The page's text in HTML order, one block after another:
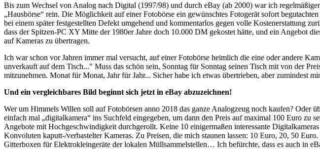
Bis zum Wechsel von Analog nach Digital (1997/98) und durch eBay (ab 2000) war ich
„Hausbörse“ rein. Die Möglichkeit auf einer Fotobörse ein gewünschtes Fotogerät sofort
bei einem später festgestellten Defekt umgehend und kommentarlos gegen volle Kostenerstattung
dass der Spitzen-PC XY Mitte der 1980er Jahre doch 10.000 DM gekostet hätte, und ein Angebot
auf Kameras zu übertragen.
Ich war schon vor Jahren immer mal versucht, auf einer Fotobörse heimlich die eine oder andere
unverkauft auf dem Tisch..." Muss das schön sein, Sonntag für Sonntag seinen Tisch mit von der
mitzunehmen. Monat für Monat, Jahr für Jahr... Sicher habe ich etwas übertrieben, aber zumindest
Und ein vergleichbares Bild beginnt sich jetzt in eBay abzuzeichnen!
Wer um Himmels Willen soll auf Fotobörsen anno 2018 das ganze Analogzeug noch kaufen?
einfach mal „digitalkamera“ ins Suchfeld eingegeben, um dann den Preis auf maximal 100 Euro
Angebote mit Hochgeschwindigkeit durchgerollt. Keine 10 einigermaßen interessante
Konvoluten kaputt-/verbastelter Kameras. Zu Preisen, die mich staunen lassen: 10 Euro, 20, 50
Gitterboxen für Elektrokleingeräte der lokalen Müllsammelstellen… Ich befürchte, dass es auch in